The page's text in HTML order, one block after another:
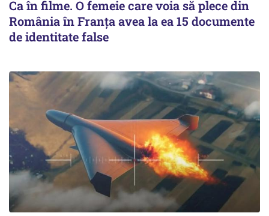
Ca în filme. O femeie care voia să plece din
România în Franţa avea la ea 15 documente
de identitate false